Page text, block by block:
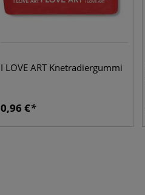
I LOVE ART Knetradiergummi
0,96 €